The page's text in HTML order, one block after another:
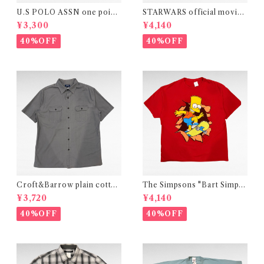
U.S POLO ASSN one point
logo border design t-shirt
¥3,300
40%OFF
STARWARS official movie
print t-shirt
¥4,140
40%OFF
Croft&Barrow plain cotton
shirt
¥3,720
40%OFF
The Simpsons "Bart Simps
on" official print t-shirt
¥4,140
40%OFF